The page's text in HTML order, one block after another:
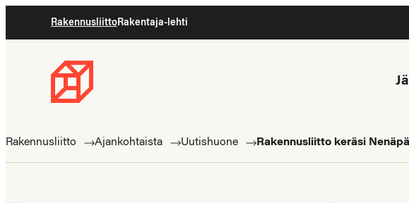
suoraan
RakennusliittoRakentaja-lehti
Rakennusliitto
ammattilaisten
Rakennusliitto Ajankohtaista Uutishuone Rakennusliitto keräsi